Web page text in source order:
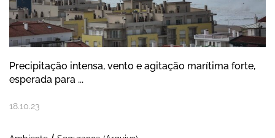
Precipitação intensa, vento e agitação marítima forte,
esperada para ...
18.10.23